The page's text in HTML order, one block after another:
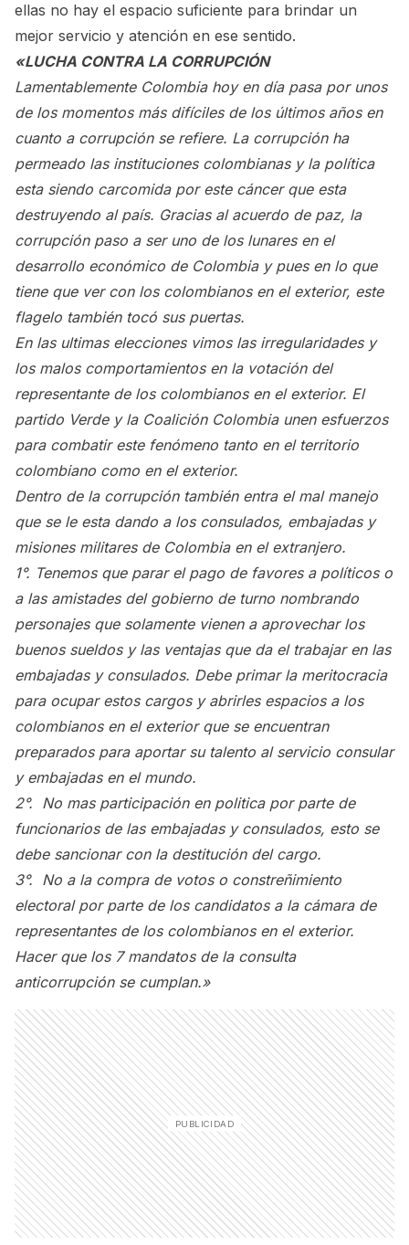
ellas no hay el espacio suficiente para brindar un
mejor servicio y atención en ese sentido.
«LUCHA CONTRA LA CORRUPCIÓN
Lamentablemente Colombia hoy en día pasa por unos
de los momentos más difíciles de los últimos años en
cuanto a corrupción se refiere. La corrupción ha
permeado las instituciones colombianas y la política
esta siendo carcomida por este cáncer que esta
destruyendo al país. Gracias al acuerdo de paz, la
corrupción paso a ser uno de los lunares en el
desarrollo económico de Colombia y pues en lo que
tiene que ver con los colombianos en el exterior, este
flagelo también tocó sus puertas.
En las ultimas elecciones vimos las irregularidades y
los malos comportamientos en la votación del
representante de los colombianos en el exterior. El
partido Verde y la Coalición Colombia unen esfuerzos
para combatir este fenómeno tanto en el territorio
colombiano como en el exterior.
Dentro de la corrupción también entra el mal manejo
que se le esta dando a los consulados, embajadas y
misiones militares de Colombia en el extranjero.
1°. Tenemos que parar el pago de favores a políticos o
a las amistades del gobierno de turno nombrando
personajes que solamente vienen a aprovechar los
buenos sueldos y las ventajas que da el trabajar en las
embajadas y consulados. Debe primar la meritocracia
para ocupar estos cargos y abrirles espacios a los
colombianos en el exterior que se encuentran
preparados para aportar su talento al servicio consular
y embajadas en el mundo.
2°. No mas participación en politica por parte de
funcionarios de las embajadas y consulados, esto se
debe sancionar con la destitución del cargo.
3°. No a la compra de votos o constreñimiento
electoral por parte de los candidatos a la cámara de
representantes de los colombianos en el exterior.
Hacer que los 7 mandatos de la consulta
anticorrupción se cumplan.»